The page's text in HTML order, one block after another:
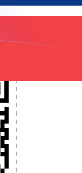
de
Téléchargez